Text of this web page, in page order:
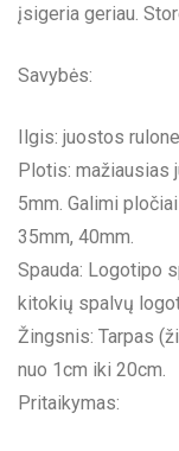
įsigeria geriau.
Savybės:
Ilgis: juostos
Plotis: mažiausias
5mm. Galimi
35mm, 40mm.
Spauda: Logotipo
kitokių spalvų
Žingsnis: Tarpas
nuo 1cm iki 20cm.
Pritaikymas: